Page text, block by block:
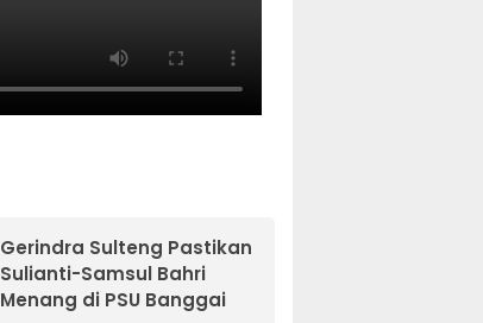
Gerindra Sulteng Pastikan
Sulianti-Samsul Bahri
Menang di PSU Banggai